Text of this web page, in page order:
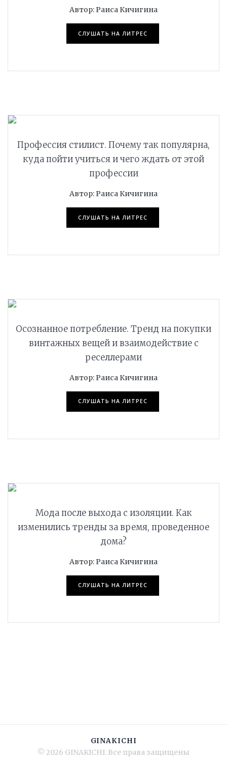
Автор: Раиса Кичигина
СЛУШАТЬ НА ЛИТРЕС
Профессия стилист. Почему так популярна,
куда пойти учиться и чего ждать от этой
профессии
Автор: Раиса Кичигина
СЛУШАТЬ НА ЛИТРЕС
Осознанное потребление. Тренд на покупки
винтажных вещей и взаимодействие с
реселлерами
Автор: Раиса Кичигина
СЛУШАТЬ НА ЛИТРЕС
Мода после выхода с изоляции. Как
изменились тренды за время, проведенное
дома?
Автор: Раиса Кичигина
СЛУШАТЬ НА ЛИТРЕС
GINAKICHI
© 2026 GINAKICHI. Все права защищены